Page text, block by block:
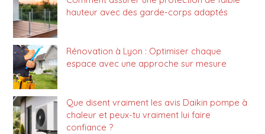
hauteur avec des garde-corps adaptés
Rénovation à Lyon : Optimiser chaque
espace avec une approche sur mesure
Que disent vraiment les avis Daikin pompe à
chaleur et peux-tu vraiment lui faire
confiance ?